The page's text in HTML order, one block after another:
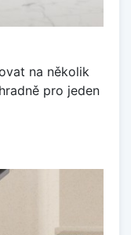
na několik
pro jeden